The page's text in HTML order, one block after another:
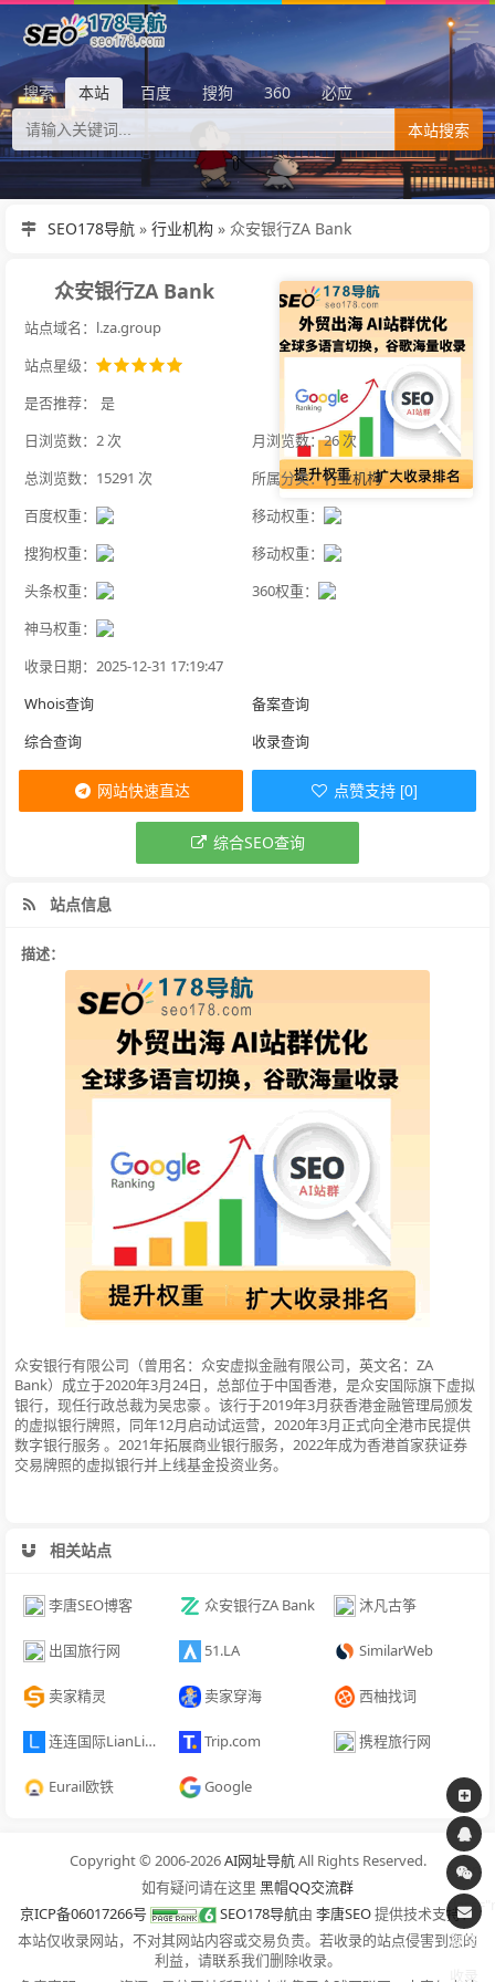
搜索 本站 百度 搜狗 360 必应
本站搜索
SEO178导航 » 行业机构 » 众安银行ZA Bank
众安银行ZA Bank
站点域名：l.za.group
站点星级：
是否推荐：
是
日浏览数：2 次
月浏览数：26 次
总浏览数：15291 次
所属分类：行业机构
百度权重：
移动权重：
搜狗权重：
移动权重：
头条权重：
360权重：
神马权重：
收录日期：2025-12-31 17:19:47
Whois查询
备案查询
综合查询
收录查询
网站快速直达 点赞支持 [0]
综合SEO查询
站点信息
描述：
众安银行有限公司（曾用名：众安虚拟金融有限公司，英文名：ZA
Bank）成立于2020年3月24日，总部位于中国香港，是众安国际旗下虚拟
银行，现任行政总裁为吴忠豪 。该行于2019年3月获香港金融管理局颁发
的虚拟银行牌照，同年12月启动试运营，2020年3月正式向全港市民提供
数字银行服务 。2021年拓展商业银行服务，2022年成为香港首家获证券
交易牌照的虚拟银行并上线基金投资业务。
相关站点
李唐SEO博客 众安银行ZA Bank 沐凡古筝
出国旅行网 51.LA SimilarWeb
卖家精灵 卖家穿海 西柚找词
连连国际LianLian Global Trip.com 携程旅行网
Eurail欧铁 Google
span
提交
收录
Copyright © 2006-2026AI网址导航All Rights Reserved.
如有疑问请在这里 黑帽QQ交流群
京ICP备06017266号
SEO178导航由 李唐SEO提供技术支持！
本站仅收录网站，不对其网站内容或交易负责。若收录的站点侵害到您的
利益，请联系我们删除收录。